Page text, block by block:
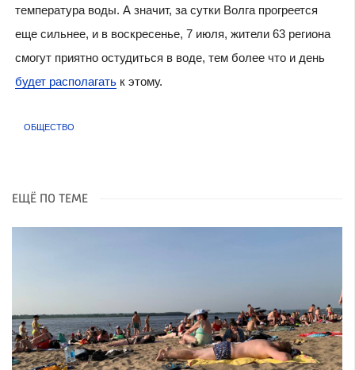
температура воды. А значит, за сутки Волга прогреется
еще сильнее, и в воскресенье, 7 июля, жители 63 региона
смогут приятно остудиться в воде, тем более что и день
будет располагатьк этому.
ОБЩЕСТВО
ЕЩЁ ПО ТЕМЕ